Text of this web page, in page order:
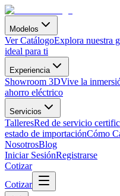
Modelos
Ver CatálogoExplora nuestra
ideal para ti
Experiencia
Showroom 3DVive la
ahorro eléctrico
Servicios
TalleresRed de servicio
estado de importaciónCómo
NosotrosBlog
Iniciar SesiónRegistrarse
Cotizar
Cotizar